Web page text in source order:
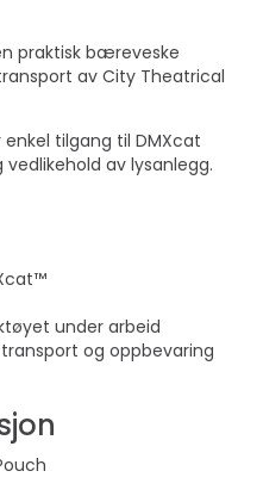
praktisk bæreveske
av City Theatrical
tilgang til DMXcat
av lysanlegg.
under arbeid
og oppbevaring